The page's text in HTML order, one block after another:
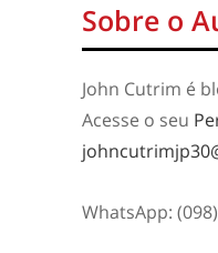
Sobre o
John Cutrim é
Acesse o seu
WhatsApp: